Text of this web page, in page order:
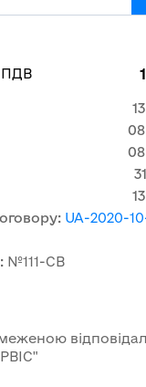
: UA-2020-
: №111-СВ
ПДВ